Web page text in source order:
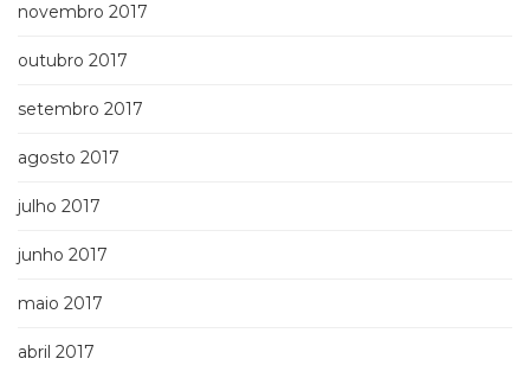
novembro 2017
outubro 2017
setembro 2017
agosto 2017
julho 2017
junho 2017
maio 2017
abril 2017